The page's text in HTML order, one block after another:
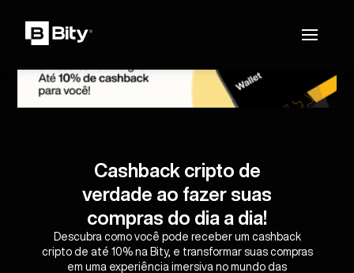
Cashback cripto de
verdade ao fazer suas
compras do dia a dia!
Descubra como você pode receber um cashback
cripto de até 10% na Bity, e transformar suas compras
em uma experiência imersiva no mundo das